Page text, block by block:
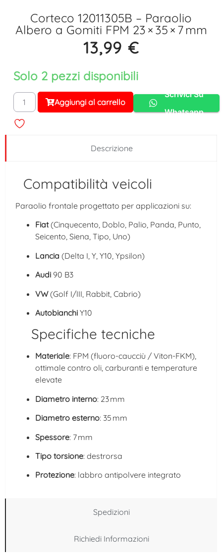
Corteco 12011305B – Paraolio
Albero a Gomiti FPM 23 × 35 × 7 mm
13,99 €
Solo 2 pezzi disponibili
Aggiungi al carrello
Alternative:
Scrivici Su
Whatsapp
Descrizione
Spedizioni
Richiedi Informazioni
Compatibilità veicoli
Paraolio frontale progettato per applicazioni su:
Fiat(Cinquecento, Doblo, Palio, Panda, Punto,
Seicento, Siena, Tipo, Uno)
Lancia (Delta I, Y, Y10, Ypsilon)
Audi 90 B3
VW(Golf I/III, Rabbit, Cabrio)
Autobianchi Y10
Specifiche tecniche
Materiale: FPM (fluoro‑caucciù / Viton‑FKM),
ottimale contro oli, carburanti e temperature
elevate
Diametro interno: 23 mm
Diametro esterno: 35 mm
Spessore: 7 mm
Tipo torsione: destrorsa
Protezione: labbro antipolvere integrato